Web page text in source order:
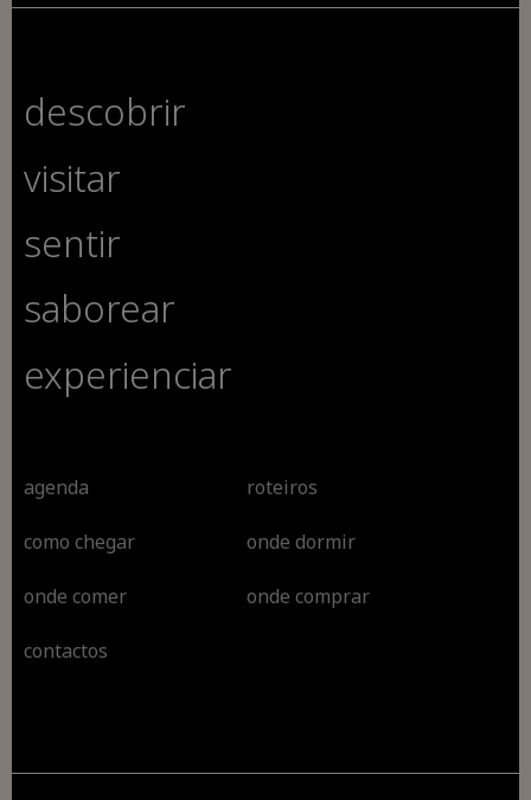
descobrir
visitar
sentir
saborear
experienciar
agenda roteiros
como chegar onde dormir
onde comer onde comprar
contactos